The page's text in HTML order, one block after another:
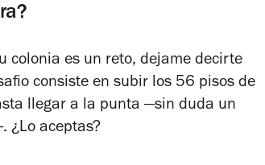
colonia es un reto, dejame decirte
consiste en subir los 56 pisos de
llegar a la punta —sin duda un
¿Lo aceptas?